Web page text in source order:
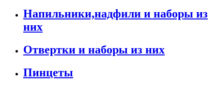
Напильники,надфили и наборы из
них
Отвертки и наборы из них
Пинцеты